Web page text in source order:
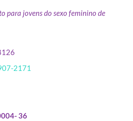
para jovens do sexo feminino de
2171
36